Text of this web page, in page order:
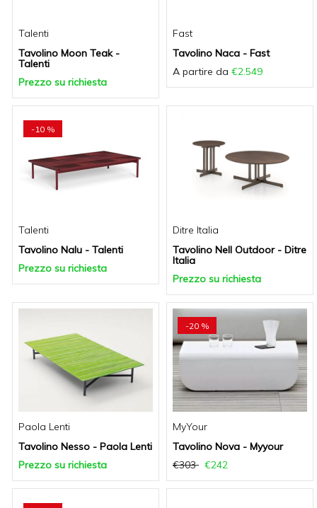
Talenti
Tavolino Moon Teak -
Talenti
Prezzo su richiesta
Fast
Tavolino Naca - Fast
A partire da €2.549
-10 %
Talenti
Tavolino Nalu - Talenti
Prezzo su richiesta
Ditre Italia
Tavolino Nell Outdoor - Ditre
Italia
Prezzo su richiesta
Paola Lenti
Tavolino Nesso - Paola Lenti
Prezzo su richiesta
-20 %
MyYour
Tavolino Nova - Myyour
€303
€242